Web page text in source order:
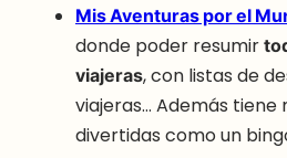
Mis Aventuras por el
donde poder resumir
viajeras, con listas de
viajeras… Además tiene
divertidas como un